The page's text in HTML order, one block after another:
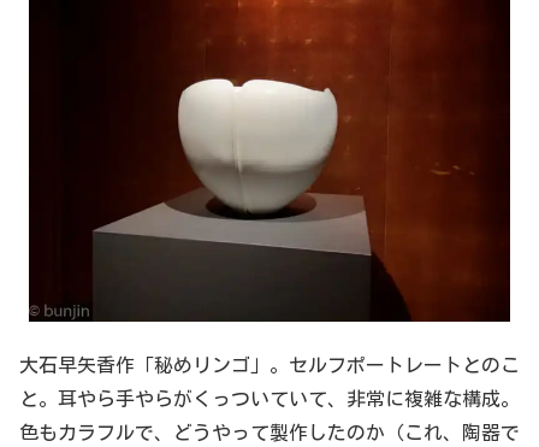
大石早矢香作「秘めリンゴ」。セルフポートレートとのこ
と。耳やら手やらがくっついていて、非常に複雑な構成。
色もカラフルで、どうやって製作したのか（これ、陶器で